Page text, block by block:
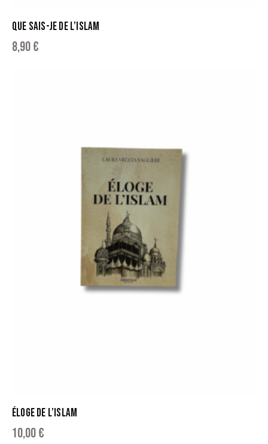
QUE SAIS-JE DE L’ISLAM
8,90€
ÉLOGE DE L’ISLAM
10,00€